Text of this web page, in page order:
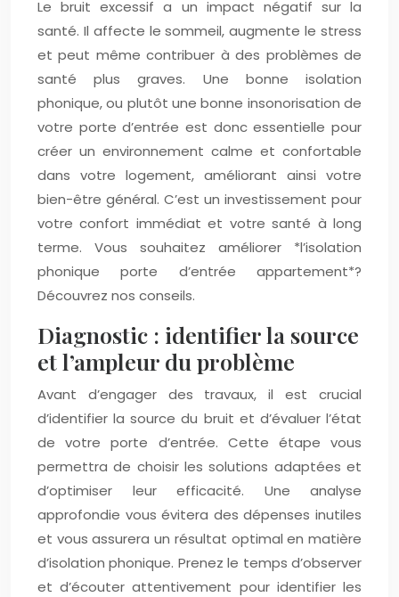
Le bruit excessif a un impact négatif sur la
santé. Il affecte le sommeil, augmente le stress
et peut même contribuer à des problèmes de
santé plus graves. Une bonne isolation
phonique, ou plutôt une bonne insonorisation de
votre porte d’entrée est donc essentielle pour
créer un environnement calme et confortable
dans votre logement, améliorant ainsi votre
bien-être général. C’est un investissement pour
votre confort immédiat et votre santé à long
terme. Vous souhaitez améliorer *l’isolation
phonique porte d’entrée appartement*?
Découvrez nos conseils.
Diagnostic : identifier la source
et l’ampleur du problème
Avant d’engager des travaux, il est crucial
d’identifier la source du bruit et d’évaluer l’état
de votre porte d’entrée. Cette étape vous
permettra de choisir les solutions adaptées et
d’optimiser leur efficacité. Une analyse
approfondie vous évitera des dépenses inutiles
et vous assurera un résultat optimal en matière
d’isolation phonique. Prenez le temps d’observer
et d’écouter attentivement pour identifier les